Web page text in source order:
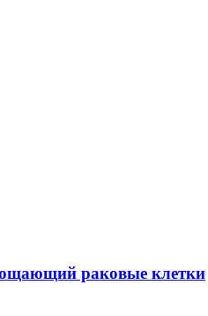
раковые клетки